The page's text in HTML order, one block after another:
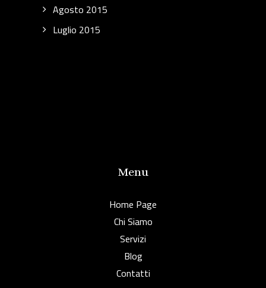
Agosto 2015
Luglio 2015
Menu
Home Page
Chi Siamo
Servizi
Blog
Contatti